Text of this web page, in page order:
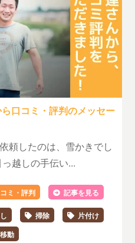
口コミ・評判のメッセー
したのは、雪かきでし
越しの手伝い...
ミ・評判 記事を見る
掃除
片付け
動